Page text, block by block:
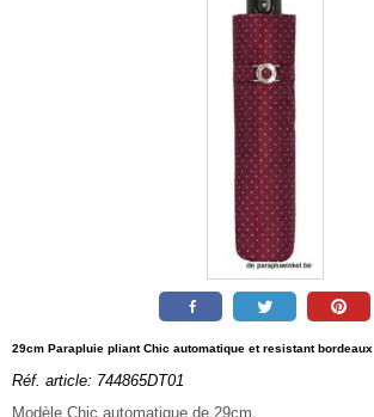
29cm Parapluie pliant Chic automatique et resistant bordeaux
Réf. article: 744865DT01
Modèle Chic automatique de 29cm.